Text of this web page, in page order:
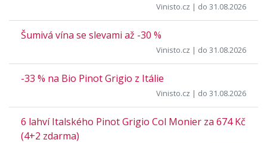
Vinisto.cz | do 31.08.2026
Šumivá vína se slevami až -30 %
Vinisto.cz | do 31.08.2026
-33 % na Bio Pinot Grigio z Itálie
Vinisto.cz | do 31.08.2026
6 lahví Italského Pinot Grigio Col Monier za 674 Kč
(4+2 zdarma)